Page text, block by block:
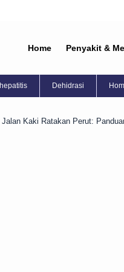
Home Penyakit &
hepatitis Dehidrasi
Jalan Kaki Ratakan Perut: